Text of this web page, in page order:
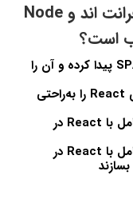
دوره آموزش مبتدی React در فرانت اند و Node
است؟
افرادی که می‌خواهند درک درستی از SPA پیدا کرده و آن را
دانش‌آموزانی که می‌خواهند ویژگی‌های React را به‌راحتی
افرادی که می‌خواهند اپلیکیشن‌های کامل با React در
افرادی که می‌خواهند اپلیکیشن‌های کامل با React در